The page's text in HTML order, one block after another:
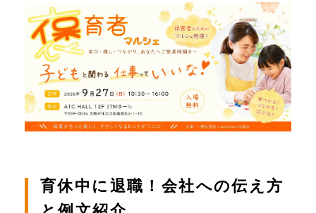
育休中に退職！会社への伝え方